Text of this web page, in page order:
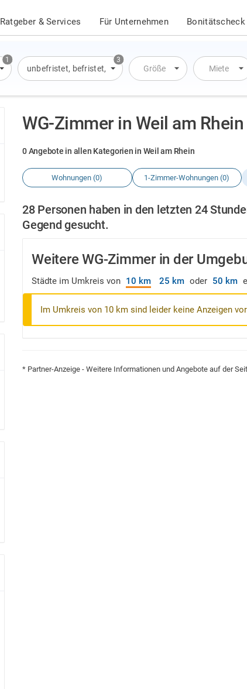
Ratgeber & Services Für Unternehmen Bonitätscheck
1 3
unbefristet, befristet, Übernachtung
Größe Miete
WG-Zimmer in Weil am Rhein
0 Angebote in allen Kategorien in Weil am Rhein
Wohnungen (0) 1-Zimmer-Wohnungen (0)
28 Personen haben in den letzten 24
Gegend gesucht.
Weitere WG-Zimmer in der
Städte im Umkreis von 10 km 25 km oder 50 km
Im Umkreis von 10 km sind leider keine Anzeigen
* Partner-Anzeige - Weitere Informationen und Angebote auf der